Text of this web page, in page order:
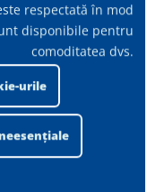
respectată în mod
disponibile pentru
comoditatea dvs.
urile